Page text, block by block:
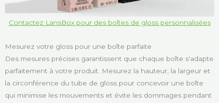
Contactez LansBox pour des boîtes de gloss personnalisées
Mesurez votre gloss pour une boîte parfaite
Des mesures précises garantissent que chaque boîte s'adapte
parfaitement à votre produit. Mesurez la hauteur, la largeur et
la circonférence du tube de gloss pour concevoir une boîte
qui minimise les mouvements et évite les dommages pendant